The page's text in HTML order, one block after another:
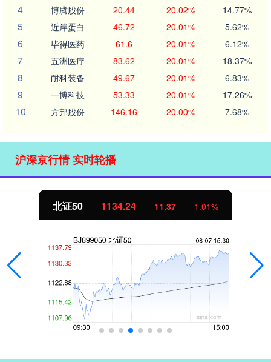
4 博腾股份 20.44 20.02% 14.77%
5 近岸蛋白 46.72 20.01% 5.62%
6 毕得医药 61.6 20.01% 6.12%
7 五洲医疗 83.62 20.01% 18.37%
8 耐科装备 49.67 20.01% 6.83%
9 一博科技 53.33 20.01% 17.26%
10 方邦股份 146.16 20.00% 7.68%
沪深京行情 实时轮播
北证50 1134.24 11.37 1.01%